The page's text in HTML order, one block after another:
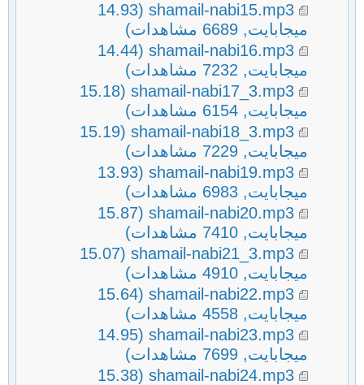
shamail-nabi15.mp3
(14.93
ميجابايت, 6689 مشاهدات)
shamail-nabi16.mp3
(14.44
ميجابايت, 7232 مشاهدات)
shamail-nabi17_3.mp3
(15.18
ميجابايت, 6154 مشاهدات)
shamail-nabi18_3.mp3
(15.19
ميجابايت, 7229 مشاهدات)
shamail-nabi19.mp3
(13.93
ميجابايت, 6983 مشاهدات)
shamail-nabi20.mp3
(15.87
ميجابايت, 7410 مشاهدات)
shamail-nabi21_3.mp3
(15.07
ميجابايت, 4910 مشاهدات)
shamail-nabi22.mp3
(15.64
ميجابايت, 4558 مشاهدات)
shamail-nabi23.mp3
(14.95
ميجابايت, 7699 مشاهدات)
shamail-nabi24.mp3
(15.38